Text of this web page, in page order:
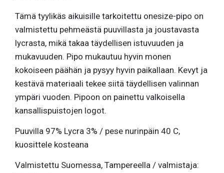
Tämä tyylikäs aikuisille tarkoitettu onesize-pipo on
valmistettu pehmeästä puuvillasta ja joustavasta
lycrasta, mikä takaa täydellisen istuvuuden ja
mukavuuden. Pipo mukautuu hyvin monen
kokoiseen päähän ja pysyy hyvin paikallaan. Kevyt ja
kestävä materiaali tekee siitä täydellisen valinnan
ympäri vuoden. Pipoon on painettu valkoisella
kansallispuistojen logot.
Puuvilla 97% Lycra 3% / pese nurinpäin 40 C,
kuosittele kosteana
Valmistettu Suomessa, Tampereella / valmistaja: